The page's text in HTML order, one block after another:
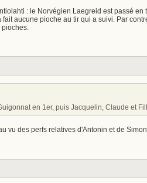
: le Norvégien Laegreid est passé
fait aucune pioche au tir qui a suivi. Par
pioches.
en 1er, puis Jacquelin, Claude et
vu des perfs relatives d'Antonin et de Simon